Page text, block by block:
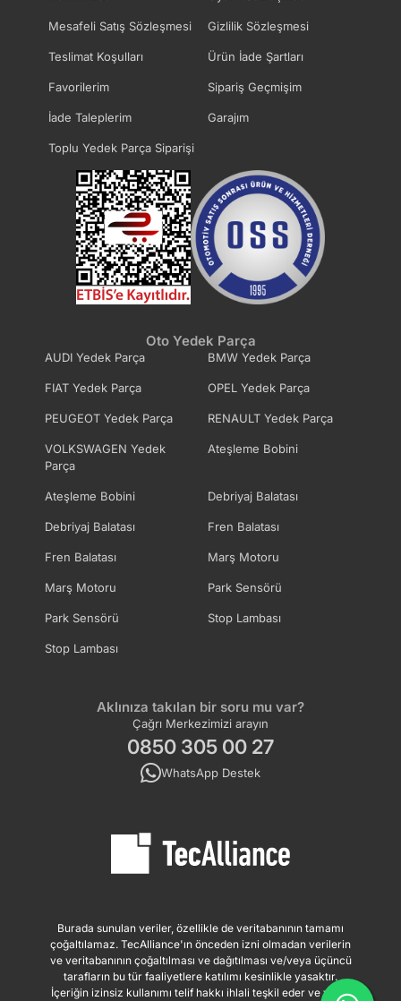
Mesafeli Satış Sözleşmesi Gizlilik Sözleşmesi
Teslimat Koşulları Ürün İade Şartları
Favorilerim Sipariş Geçmişim
İade Taleplerim Garajım
Toplu Yedek Parça Siparişi
Oto Yedek Parça
AUDI Yedek Parça BMW Yedek Parça
FIAT Yedek Parça OPEL Yedek Parça
PEUGEOT Yedek Parça RENAULT Yedek Parça
VOLKSWAGEN Yedek
Parça
Ateşleme Bobini
Ateşleme Bobini Debriyaj Balatası
Debriyaj Balatası Fren Balatası
Fren Balatası Marş Motoru
Marş Motoru Park Sensörü
Park Sensörü Stop Lambası
Stop Lambası
Aklınıza takılan bir soru mu var?
Çağrı Merkezimizi arayın
0850 305 00 27
WhatsApp Destek
Burada sunulan veriler, özellikle de veritabanının tamamı
çoğaltılamaz. TecAlliance'ın önceden izni olmadan verilerin
ve veritabanının çoğaltılması ve dağıtılması ve/veya üçüncü
tarafların bu tür faaliyetlere katılımı kesinlikle yasaktır.
İçeriğin izinsiz kullanımı telif hakkı ihlali teşkil eder ve yasal